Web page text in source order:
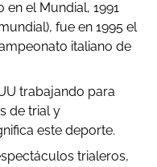
en el Mundial, 1991
fue en 1995 el
italiano de
trabajando para
de trial y
este deporte.
trialeros,